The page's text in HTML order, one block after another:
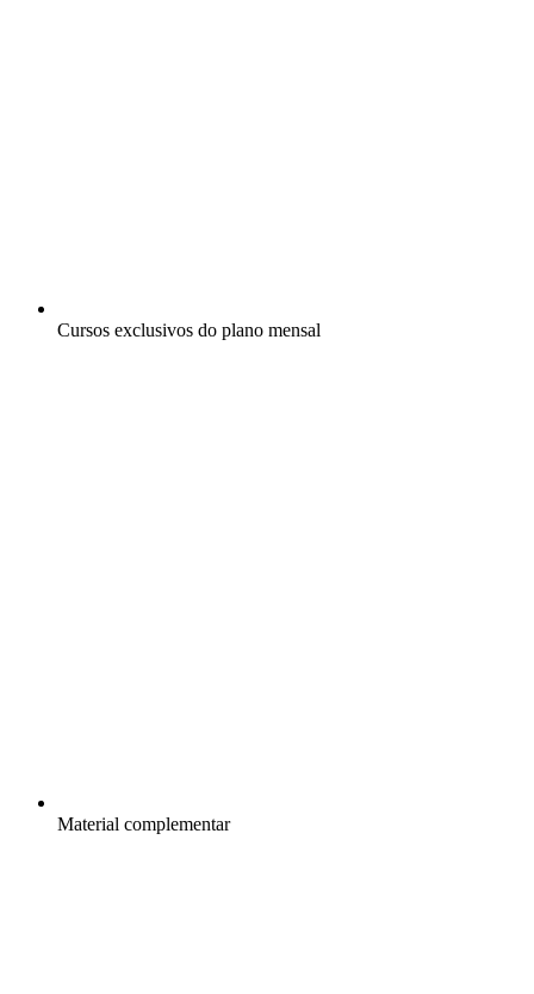
Cursos exclusivos do plano mensal
Material complementar